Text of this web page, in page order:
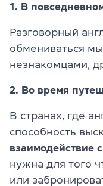
1. В
Разговорный
обмениваться
незнакомцами,
2. Во время
В странах, где
способность
взаимодействие
нужна для того
или